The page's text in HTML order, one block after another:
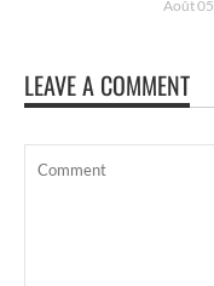
Août
LEAVE A COMMENT